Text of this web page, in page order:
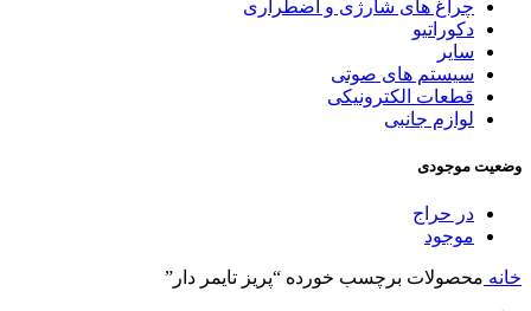
چراغ های شارژی و اضطراری
دکوراتیو
سایر
سیستم های صوتی
قطعات الکترونیکی
لوازم جانبی
وضعیت موجودی
در حراج
موجود
خانه محصولات برچسب خورده “پریز تایمر دار”